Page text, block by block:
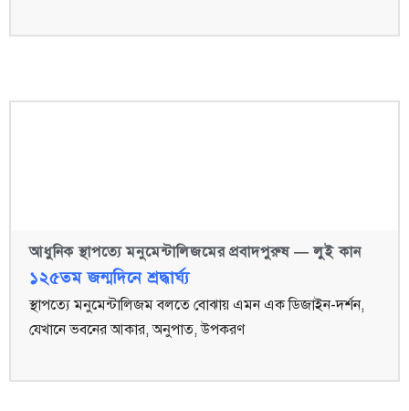
আধুনিক স্থাপত্যে মনুমেন্টালিজমের প্রবাদপুরুষ — লুই কান
১২৫তম জন্মদিনে শ্রদ্ধার্ঘ্য
স্থাপত্যে মনুমেন্টালিজম বলতে বোঝায় এমন এক ডিজাইন-দর্শন,
যেখানে ভবনের আকার, অনুপাত, উপকরণ